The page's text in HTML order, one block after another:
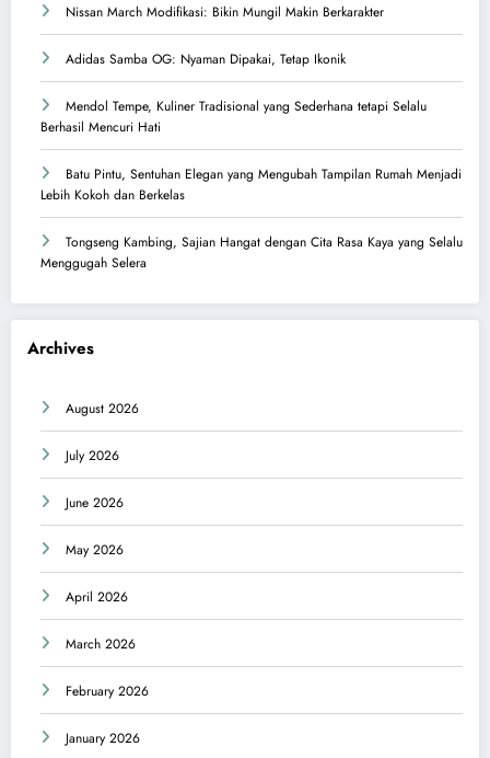
Nissan March Modifikasi: Bikin Mungil Makin Berkarakter
Adidas Samba OG: Nyaman Dipakai, Tetap Ikonik
Mendol Tempe, Kuliner Tradisional yang Sederhana tetapi Selalu
Berhasil Mencuri Hati
Batu Pintu, Sentuhan Elegan yang Mengubah Tampilan Rumah Menjadi
Lebih Kokoh dan Berkelas
Tongseng Kambing, Sajian Hangat dengan Cita Rasa Kaya yang Selalu
Menggugah Selera
Archives
August 2026
July 2026
June 2026
May 2026
April 2026
March 2026
February 2026
January 2026